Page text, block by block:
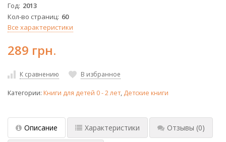
Год 2013
Кол-во страниц 60
Все характеристики
289 грн.
К сравнению В избранное
Категории: Книги для детей 0 - 2 лет, Детские книги
Описание Характеристики Отзывы (0)